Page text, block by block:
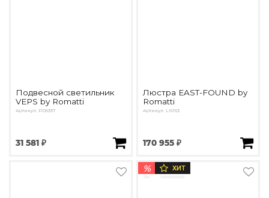
Подвесной светильник
VEPS by Romatti
Артикул: PD5337
31 581 ₽
Люстра EAST-FOUND by
Romatti
Артикул: L16153
170 955 ₽
% ХИТ